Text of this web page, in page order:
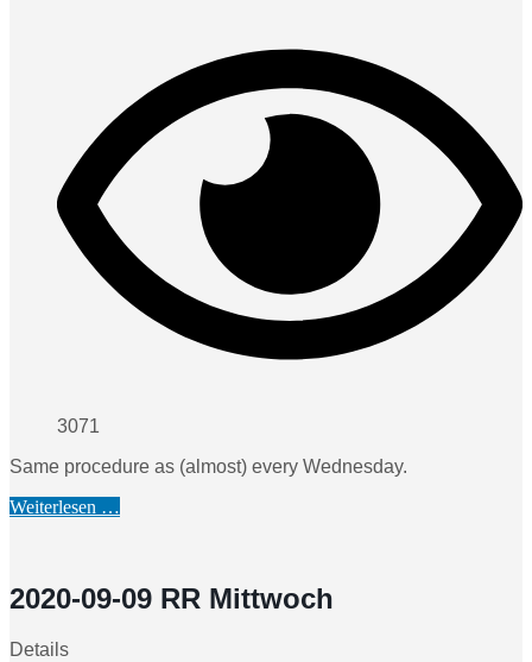
3071
Same procedure as (almost) every Wednesday.
Weiterlesen …
2020-09-09 RR Mittwoch
Details